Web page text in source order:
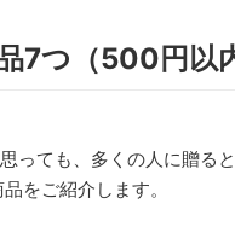
7つ（500円以
っても、多くの人に贈
をご紹介します。